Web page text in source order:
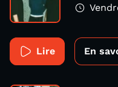
Lire En